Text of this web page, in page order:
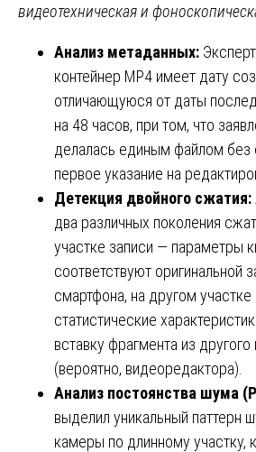
видеотехническая и
Анализ метаданных:
контейнер MP4 имеет дату
отличающуюся от даты
на 48 часов, при том, что
делалась единым файлом без
первое указание на
Детекция двойного сжатия:
два различных поколения
участке записи — параметры
соответствуют оригинальной
смартфона, на другом
статистические
вставку фрагмента из другого
(вероятно, видеоредактора).
Анализ постоянства шума
выделил уникальный паттерн
камеры по длинному участку,